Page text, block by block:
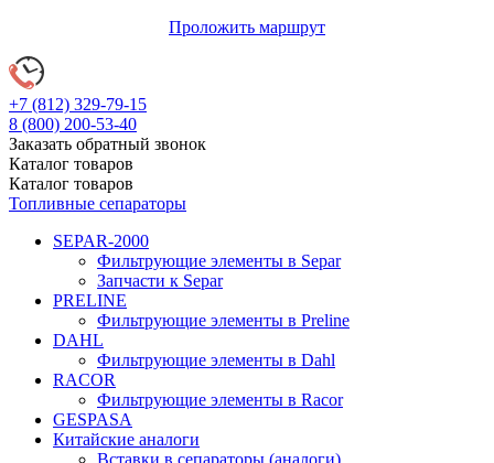
Проложить маршрут
+7 (812) 329-79-15
8 (800) 200-53-40
Заказать обратный звонок
Каталог товаров
Каталог товаров
Топливные сепараторы
SEPAR-2000
Фильтрующие элементы в Separ
Запчасти к Separ
PRELINE
Фильтрующие элементы в Preline
DAHL
Фильтрующие элементы в Dahl
RACOR
Фильтрующие элементы в Racor
GESPASA
Китайские аналоги
Вставки в сепараторы (аналоги)